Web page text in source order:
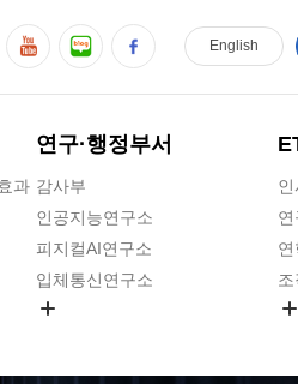
과
연구·행정부서
감사부
인공지능연구소
피지컬AI연구소
입체통신연구소
연
연
조
English